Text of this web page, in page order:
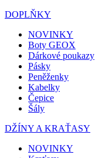
DOPLŇKY
NOVINKY
Boty GEOX
Dárkové poukazy
Pásky
Peněženky
Kabelky
Čepice
Šály
DŽÍNY A KRAŤASY
NOVINKY